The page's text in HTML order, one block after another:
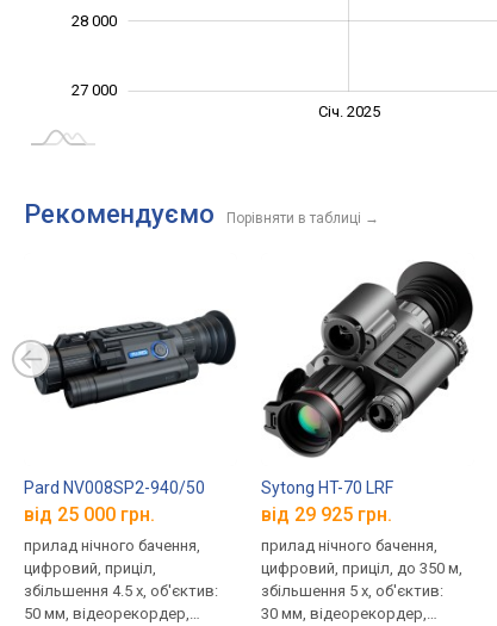
27 000
28 000
Січ. 2025
Рекомендуємо Порівняти в таблиці →
Pard NV008SP2-940/50
від 25 000 грн.
прилад нічного бачення,
цифровий, приціл,
збільшення 4.5 x, об'єктив:
50 мм, відеорекордер,
Sytong HT-70 LRF
від 29 925 грн.
прилад нічного бачення,
цифровий, приціл, до 350 м,
збільшення 5 x, об'єктив:
30 мм, відеорекордер,